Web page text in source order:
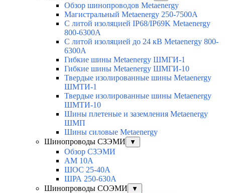
Обзор шинопроводов Metaenergy
Магистральный Metaenergy 250-7500A
С литой изоляцией IP68/IP69K Metaenergy
800-6300A
С литой изоляцией до 24 кВ Metaenergy 800-
6300A
Гибкие шины Metaenergy ШМГИ-1
Гибкие шины Metaenergy ШМГИ-10
Твердые изолированные шины Metaenergy
ШМТИ-1
Твердые изолированные шины Metaenergy
ШМТИ-10
Шины плетеные и заземления Metaenergy
ШМП
Шины силовые Metaenergy
Шинопроводы СЗЭМИ
▼
Обзор СЗЭМИ
АМ 10А
ШОС 25-40А
ШРА 250-630А
Шинопроводы СОЭМИ
▼